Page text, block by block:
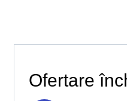
Ofertare